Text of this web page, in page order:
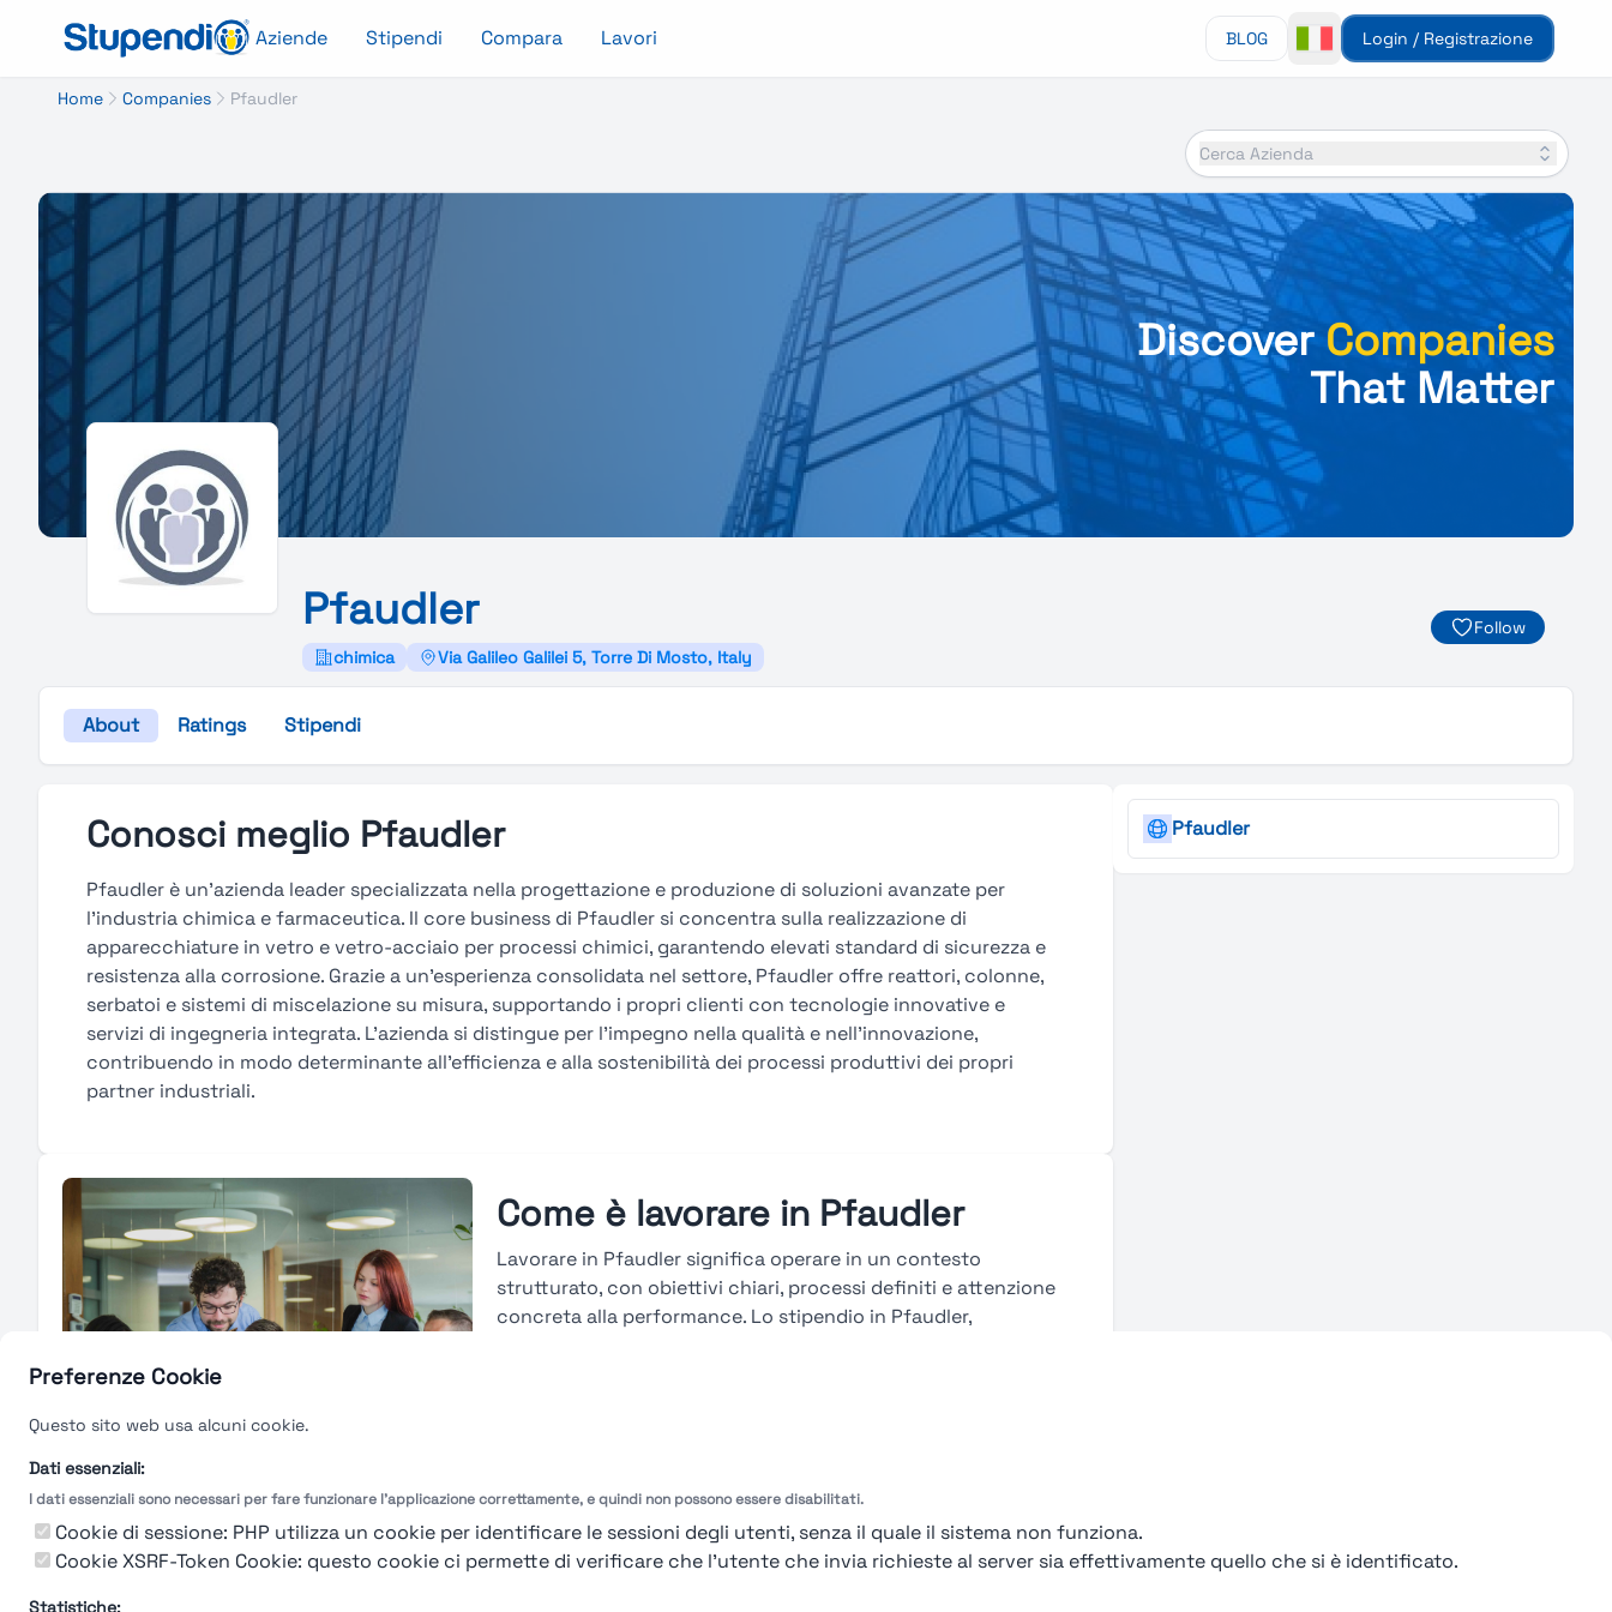
Preferenze Cookie
Questo sito web usa alcuni cookie.
Dati essenziali:
I dati essenziali sono necessari per fare funzionare l'applicazione correttamente, e quindi non possono essere disabilitati.
Cookie di sessione: PHP utilizza un cookie per identificare le sessioni degli utenti, senza il quale il sistema non funziona.
Cookie XSRF-Token Cookie: questo cookie ci permette di verificare che l'utente che invia richieste al server sia effettivamente quello che si è identificato.
Statistiche:
Aziende Stipendi Compara Lavori BLOG Login / Registrazione
Home Companies Pfaudler
Cerca Azienda
DiscoverCompanies
That Matter
Pfaudler
chimica Via Galileo Galilei 5, Torre Di Mosto, Italy
Follow
About Ratings Stipendi
Conosci meglio Pfaudler
Pfaudler è un’azienda leader specializzata nella progettazione e produzione di soluzioni avanzate per
l’industria chimica e farmaceutica. Il core business di Pfaudler si concentra sulla realizzazione di
apparecchiature in vetro e vetro-acciaio per processi chimici, garantendo elevati standard di sicurezza e
resistenza alla corrosione. Grazie a un’esperienza consolidata nel settore, Pfaudler offre reattori, colonne,
serbatoi e sistemi di miscelazione su misura, supportando i propri clienti con tecnologie innovative e
servizi di ingegneria integrata. L’azienda si distingue per l’impegno nella qualità e nell’innovazione,
contribuendo in modo determinante all’efficienza e alla sostenibilità dei processi produttivi dei propri
partner industriali.
Come è lavorare in Pfaudler
Lavorare in Pfaudler significa operare in un contesto
strutturato, con obiettivi chiari, processi definiti e attenzione
concreta alla performance. Lo stipendio in Pfaudler,
Guarda le valutazioni →
Pfaudler